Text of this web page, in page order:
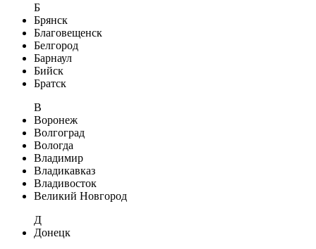
Б
Брянск
Благовещенск
Белгород
Барнаул
Бийск
Братск
В
Воронеж
Волгоград
Вологда
Владимир
Владикавказ
Владивосток
Великий Новгород
Д
Донецк